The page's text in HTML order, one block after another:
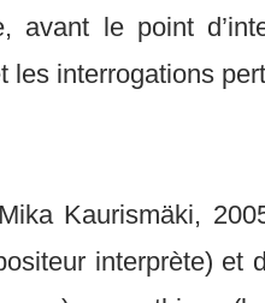
avant le point
les interrogations
Kaurismäki,
interprète) et